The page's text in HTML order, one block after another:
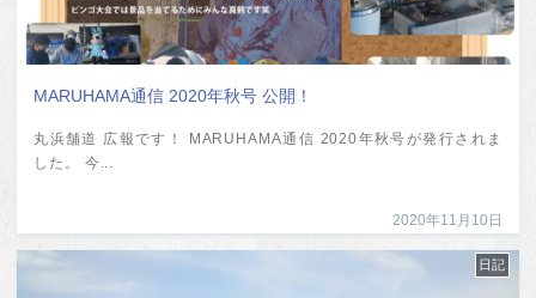
MARUHAMA通信 2020年秋号 公開！
丸浜舗道 広報です！ MARUHAMA通信 2020年秋号が発行されま
した。 今...
2020年11月10日
日記